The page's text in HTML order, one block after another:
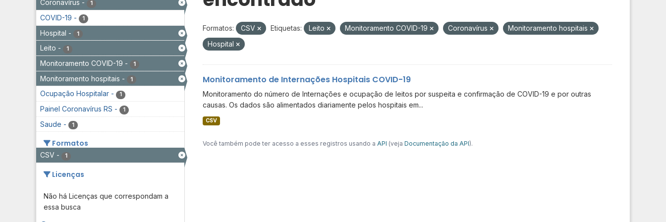
Coronavírus - 1
COVID-19 - 1
Hospital - 1
Leito - 1
Monitoramento COVID-19 - 1
Monitoramento hospitais - 1
Ocupação Hospitalar - 1
Painel Coronavírus RS - 1
Saude - 1
Formatos
CSV - 1
Licenças
Não há Licenças que correspondam a
essa busca
Formatos: CSV Etiquetas: Leito Monitoramento COVID-19 Coronavírus
Monitoramento hospitais
Hospital
Monitoramento de Internações Hospitais COVID-19
Monitoramento do número de Internações e ocupação de leitos por suspeita e confirmação de COVID-19 e por outras
causas. Os dados são alimentados diariamente pelos hospitais em...
CSV
Você também pode ter acesso a esses registros usando a API (veja Documentação da API).